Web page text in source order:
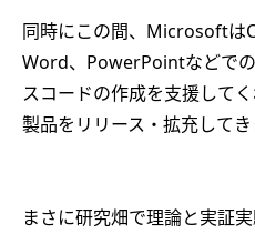
同時にこの間、Microsoftは
Word、PowerPointなどで
スコードの作成を支援して
製品をリリース・拡充してき
まさに研究畑で理論と実証